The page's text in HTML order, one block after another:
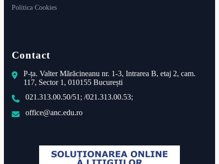
Politica Cookies
Contact
P-ța. Valter Mărăcineanu nr. 1-3, Intrarea B, etaj 2, cam.
117, Sector 1, 010155 București
021.313.00.50/51; /021.313.00.53;
office@anc.edu.ro